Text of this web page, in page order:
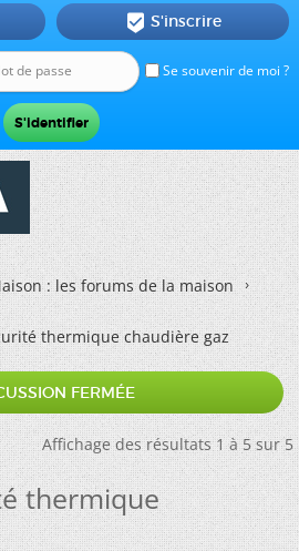
Se souvenir de moi ?
 S'inscrire
: les forums de la maison
thermique chaudière gaz
FERMÉE
Affichage des résultats 1 à 5 sur 5
thermique